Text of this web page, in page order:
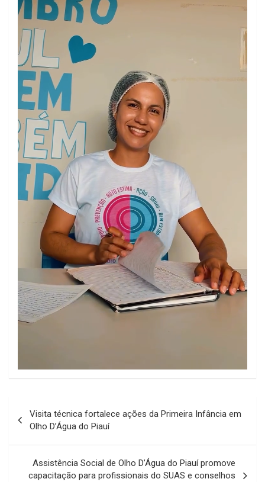
de
Post
Visita técnica fortalece ações da Primeira Infância em
Olho D’Água do Piauí
Assistência Social de Olho D’Água do Piauí promove
capacitação para profissionais do SUAS e conselhos